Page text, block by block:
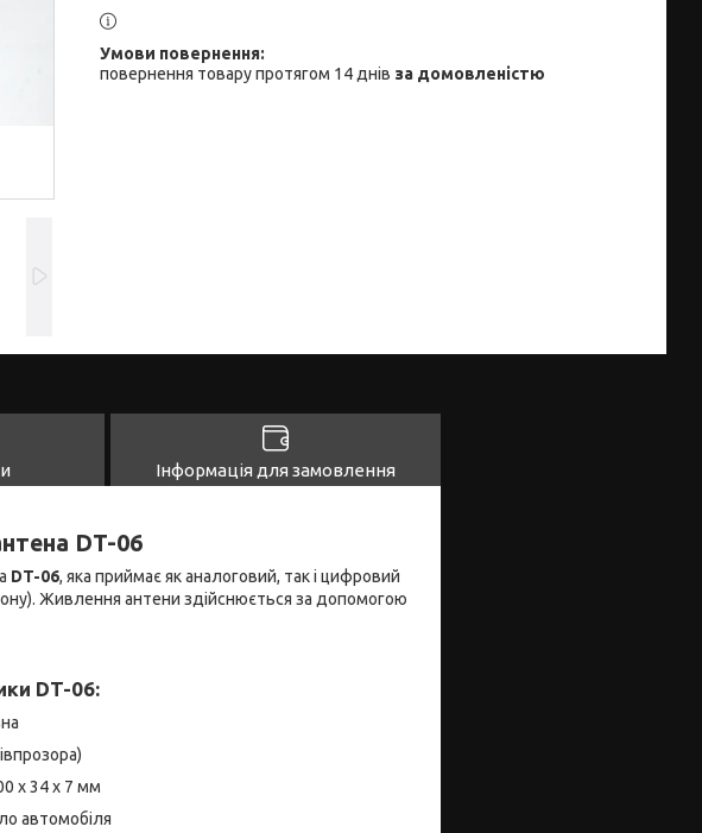
повернення товару протягом 14 днів за домовленістю
Інформація для замовлення
DT-06
DT-06, яка приймає як аналоговий, так і цифровий
Живлення антени здійснюється за допомогою
DT-06:
х 34 х 7 мм
автомобіля